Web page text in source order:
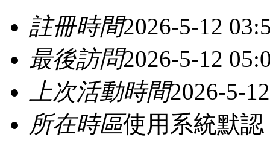
註冊時間2026-5-12
最後訪問2026-5-12
上次活動時間2026-5-
所在時區使用系統默認